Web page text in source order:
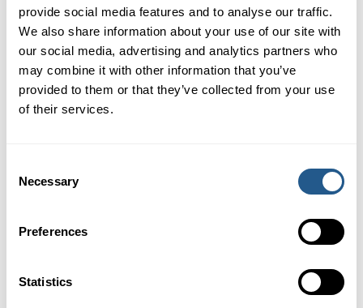
provide social media features and to analyse our traffic.
We also share information about your use of our site with
our social media, advertising and analytics partners who
may combine it with other information that you’ve
provided to them or that they’ve collected from your use
of their services.
Selection
Necessary
Preferences
Statistics
Precio
Salón inferiorSEK 639
Salón superiorSEK 639
Niños de 7 a 12 añosSEK 320
Niños de 0 a 6 años
Gratis